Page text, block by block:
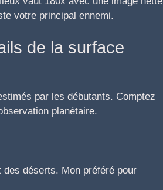
votre principal ennemi.
de la surface
par les débutants. Comptez
planétaire.
déserts. Mon préféré pour